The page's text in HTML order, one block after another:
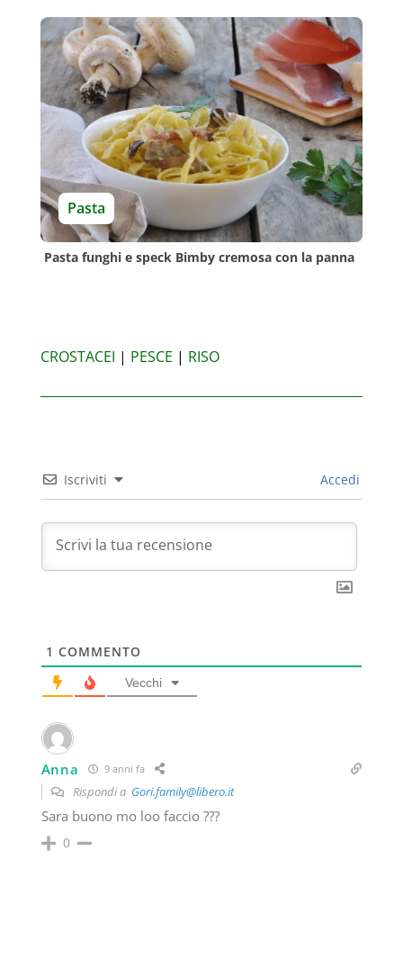
Pasta
Pasta funghi e speck Bimby cremosa con la panna
CROSTACEI | PESCE | RISO
Iscriviti Accedi
1 COMMENTO
Vecchi
Anna 9 anni fa
Rispondi a Gori.family@libero.it
Sara buono mo loo faccio ???
0